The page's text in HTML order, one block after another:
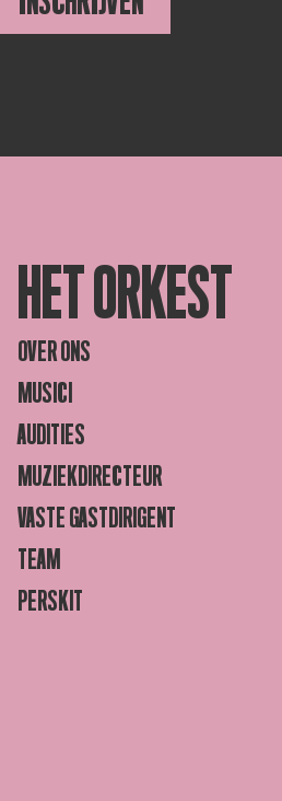
HET ORKEST
OVER ONS
MUSICI
AUDITIES
MUZIEKDIRECTEUR
VASTE GASTDIRIGENT
TEAM
PERSKIT